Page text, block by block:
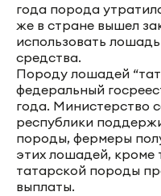
года порода
же в стране вышел
использовать
средства.
Породу лошадей
федеральный
года. Министерство
республики
породы, фермеры
этих лошадей, кроме
татарской породы
выплаты.